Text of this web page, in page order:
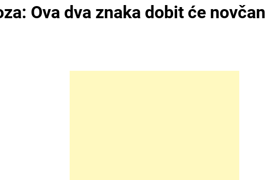
Ova dva znaka dobit će